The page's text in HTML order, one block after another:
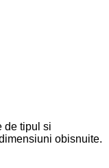
de tipul si
obisnuite.